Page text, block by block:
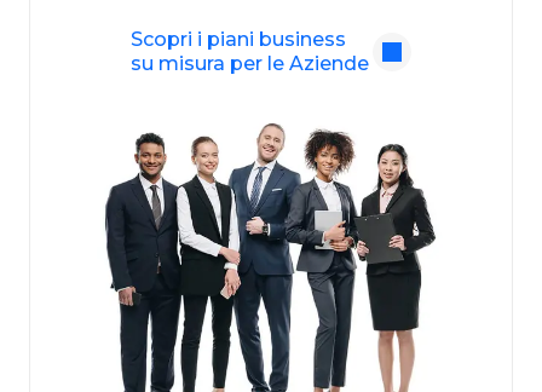
Scopri i piani business
su misura per le Aziende